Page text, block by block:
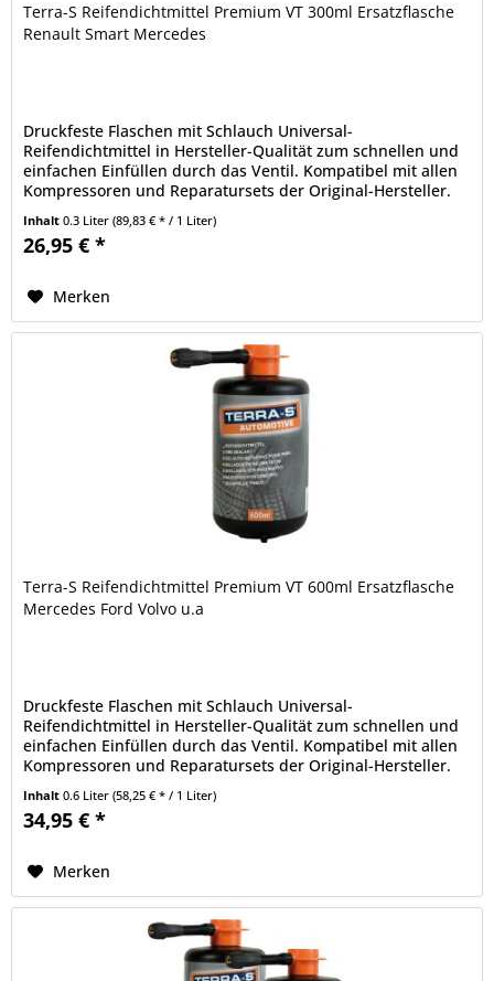
Terra-S Reifendichtmittel Premium VT 300ml Ersatzflasche
Renault Smart Mercedes
Druckfeste Flaschen mit Schlauch Universal-
Reifendichtmittel in Hersteller-Qualität zum schnellen und
einfachen Einfüllen durch das Ventil. Kompatibel mit allen
Kompressoren und Reparatursets der Original-Hersteller.
Der Ventileinsatz...
Inhalt0.3 Liter(89,83 € * / 1 Liter)
26,95 € *
Merken
Terra-S Reifendichtmittel Premium VT 600ml Ersatzflasche
Mercedes Ford Volvo u.a
Druckfeste Flaschen mit Schlauch Universal-
Reifendichtmittel in Hersteller-Qualität zum schnellen und
einfachen Einfüllen durch das Ventil. Kompatibel mit allen
Kompressoren und Reparatursets der Original-Hersteller.
Der Ventileinsatz...
Inhalt0.6 Liter(58,25 € * / 1 Liter)
34,95 € *
Merken